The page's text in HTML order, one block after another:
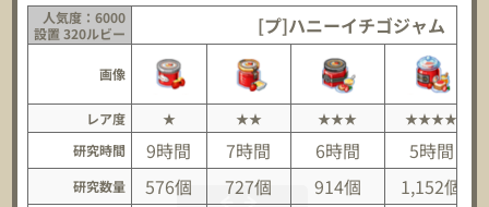
人気度：6000
設置 320ルビー
[プ]ハニーイチゴジャム
画像
レア度 ★ ★★ ★★★
★★★★
研究時間
9時間 7時間 6時間 5時間
研究数量 576個 727個 914個 1,152個